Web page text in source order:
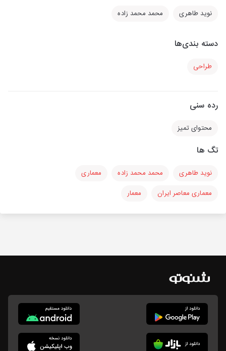
نوید طاهری محمد محمد زاده
دسته بندی‌ها
طراحی
رده سنی
محتوای تمیز
تگ ها
نوید طاهری محمد محمد زاده
معماری
معماری معاصر ایران
معمار